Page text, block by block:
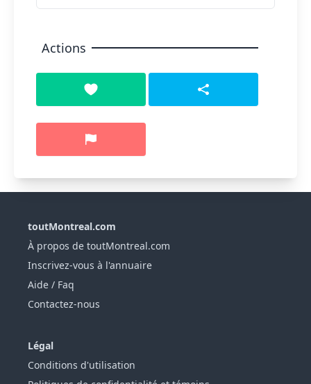
Actions
toutMontreal.com
À propos de toutMontreal.com
Inscrivez-vous à l'annuaire
Aide / Faq
Contactez-nous
Légal
Conditions d'utilisation